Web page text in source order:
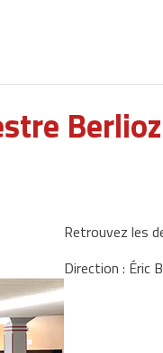
Berlioz
Retrouvez les
Direction : Éric